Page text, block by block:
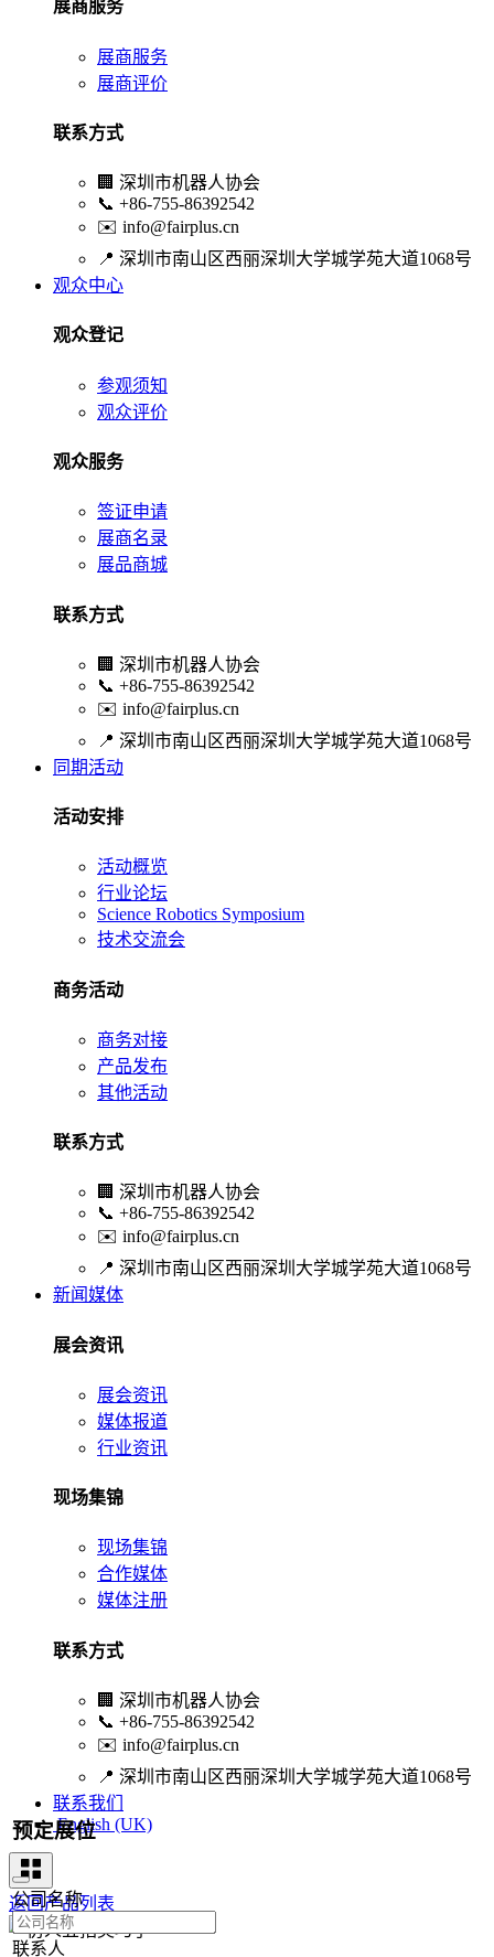
展商服务
展商服务
展商评价
联系方式
🏢 深圳市机器人协会
📞 +86-755-86392542
✉️ info@fairplus.cn
📍 深圳市南山区西丽深圳大学城学苑大道1068号
观众中心
观众登记
参观须知
观众评价
观众服务
签证申请
展商名录
展品商城
联系方式
🏢 深圳市机器人协会
📞 +86-755-86392542
✉️ info@fairplus.cn
📍 深圳市南山区西丽深圳大学城学苑大道1068号
同期活动
活动安排
活动概览
行业论坛
Science Robotics Symposium
技术交流会
商务活动
商务对接
产品发布
其他活动
联系方式
🏢 深圳市机器人协会
📞 +86-755-86392542
✉️ info@fairplus.cn
📍 深圳市南山区西丽深圳大学城学苑大道1068号
新闻媒体
展会资讯
展会资讯
媒体报道
行业资讯
现场集锦
现场集锦
合作媒体
媒体注册
联系方式
🏢 深圳市机器人协会
📞 +86-755-86392542
✉️ info@fairplus.cn
📍 深圳市南山区西丽深圳大学城学苑大道1068号
联系我们
English (UK)
返回产品列表
预定展位
公司名称
联系人